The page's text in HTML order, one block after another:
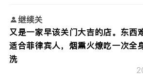
继续关
又是一家早该关门大吉的店。东西
适合菲律宾人，烟熏火燎吃一次全
洗